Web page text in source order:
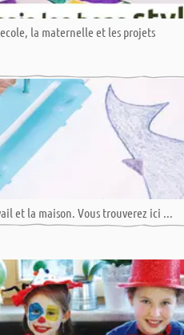
la maternelle et les projets
et la maison. Vous trouverez ici ...